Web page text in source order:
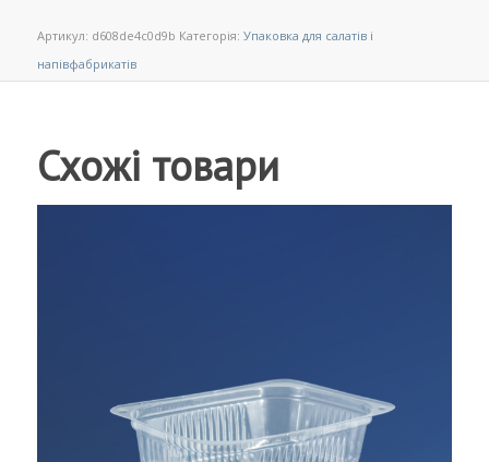
Артикул: d608de4c0d9b Категорія: Упаковка для салатів і
напівфабрикатів
Схожі товари